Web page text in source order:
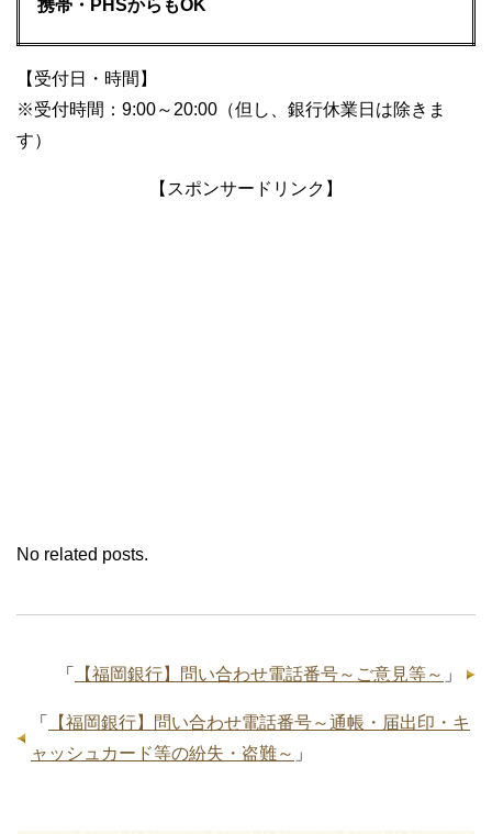
携帯・PHSからもOK
【受付日・時間】
※受付時間：9:00～20:00（但し、銀行休業日は除きま
す）
【スポンサードリンク】
No related posts.
「 【福岡銀行】問い合わせ電話番号～ご意見等～ 」
「
【福岡銀行】問い合わせ電話番号～通帳・届出印・キ
ャッシュカード等の紛失・盗難～ 」